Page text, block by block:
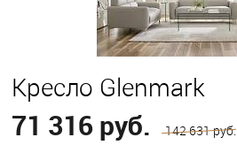
Кресло Glenmark
71 316 руб. 142 631 руб.